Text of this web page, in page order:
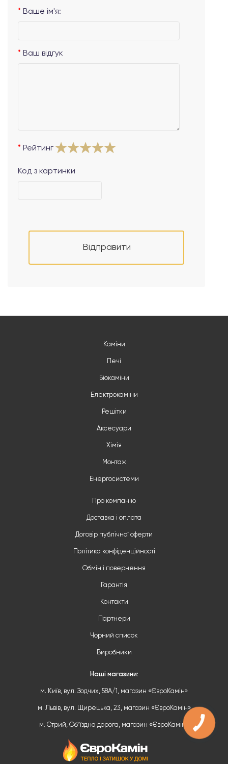
Ваше ім'я:
Ваш відгук
Рейтинг
Код з картинки
Відправити
Каміни
Печі
Біокаміни
Електрокаміни
Решітки
Аксесуари
Хімія
Монтаж
Енергосистеми
Про компанію
Доставка і оплата
Договір публічної оферти
Політика конфіденційності
Обмін і повернення
Гарантія
Контакти
Партнери
Чорний список
Виробники
Наші магазини:
м. Київ, вул. Зодчих, 58А/1, магазин «ЄвроКамін»
м. Львів, вул. Щирецька, 23, магазин «ЄвроКамін»
м. Стрий, Обʼїздна дорога, магазин «ЄвроКамін»